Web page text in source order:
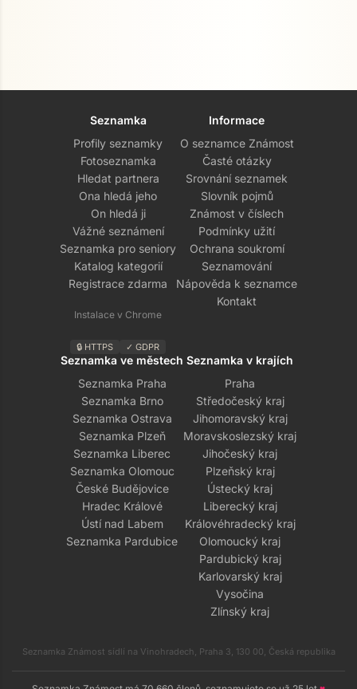
Seznamka
Profily seznamky
Fotoseznamka
Hledat partnera
Ona hledá jeho
On hledá ji
Vážné seznámení
Seznamka pro seniory
Katalog kategorií
Registrace zdarma
Instalace v Chrome
🔒 HTTPS ✓ GDPR
Informace
O seznamce Známost
Časté otázky
Srovnání seznamek
Slovník pojmů
Známost v číslech
Podmínky užití
Ochrana soukromí
Seznamování
Nápověda k seznamce
Kontakt
Seznamka ve městech
Seznamka Praha
Seznamka Brno
Seznamka Ostrava
Seznamka Plzeň
Seznamka Liberec
Seznamka Olomouc
České Budějovice
Hradec Králové
Ústí nad Labem
Seznamka Pardubice
Seznamka v krajích
Praha
Středočeský kraj
Jihomoravský kraj
Moravskoslezský kraj
Jihočeský kraj
Plzeňský kraj
Ústecký kraj
Liberecký kraj
Královéhradecký kraj
Olomoucký kraj
Pardubický kraj
Karlovarský kraj
Vysočina
Zlínský kraj
Seznamka Známost sídlí na Vinohradech, Praha 3, 130 00, Česká republika